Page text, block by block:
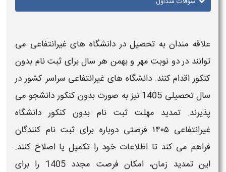
علاقه‌ مندان به تحصیل دردانشگاه‌ های غیرانتفاعی می‌
توانند در دو نوبت مهر و بهمن هر سال برای ثبت نام بدون
کنکوراقدام کنند.دانشگاه‌ های غیرانتفاعی سراسر کشور در
سال تحصیلی 1405 نیز به صورت
بدون کنکوردانشجو می‌
پذیرند. تمدید مهلت ثبت نام بدون کنکور دانشگاه
غیرانتفاعی ۱۴۰۵
فرصتی دوباره برای ثبت‌ نام‌ کنندگان
فراهم می‌ کند تا اطلاعات خود را تکمیل یا اصلاح کنند.
اینتمدید زمان، امکان فرصت مجدد 1405
را برای